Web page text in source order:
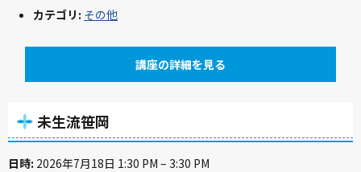
カテゴリ: その他
講座の詳細を見る
未生流笹岡
日時: 2026年7月18日 1:30 PM – 3:30 PM